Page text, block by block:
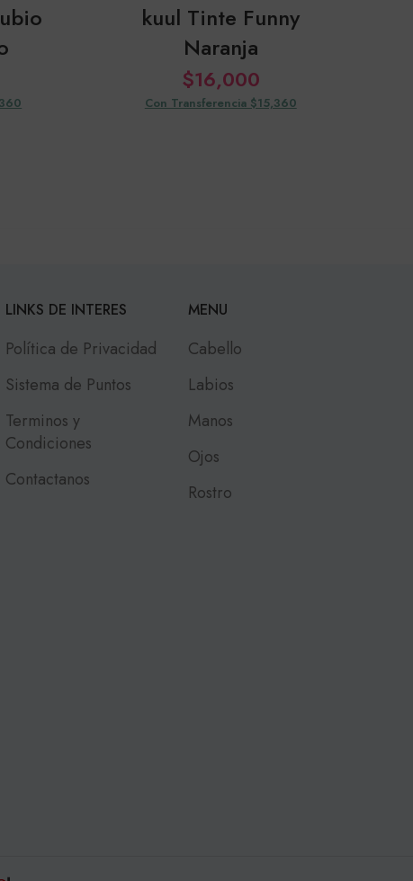
kuul Tinte Funny
Naranja
$16,000
Con Transferencia $15,360
LINKS DE INTERES
Política de Privacidad
Sistema de Puntos
Terminos y
Condiciones
Contactanos
MENU
Cabello
Labios
Manos
Ojos
Rostro